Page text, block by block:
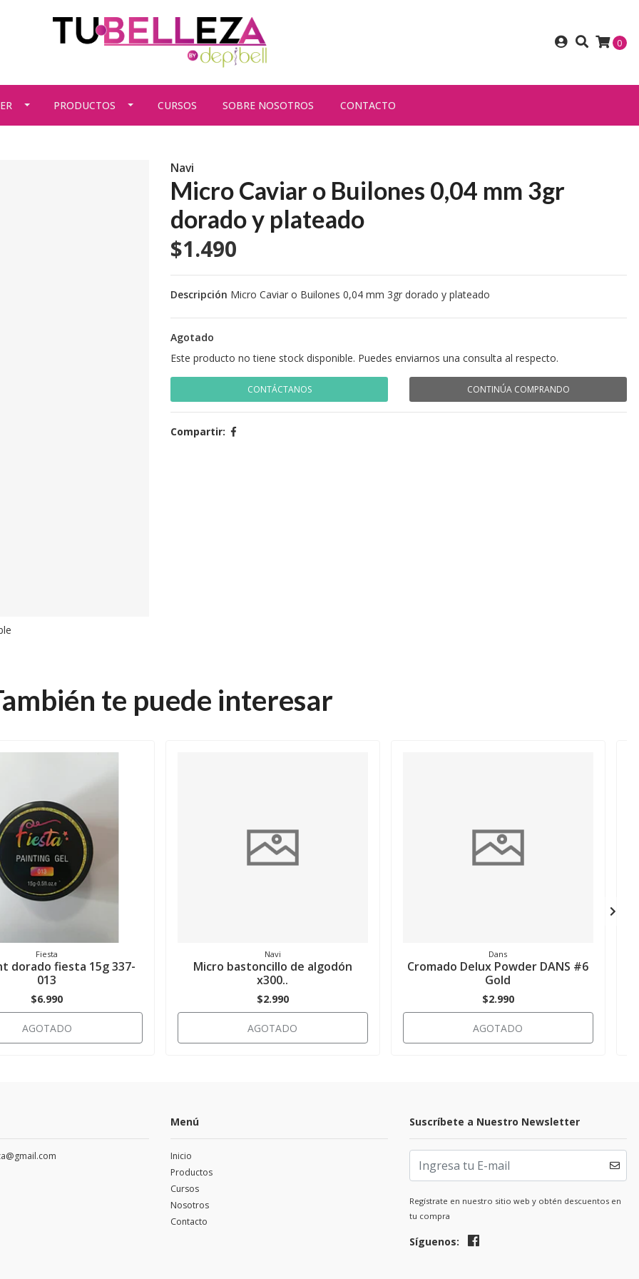
0
PRODUCTOS CURSOS SOBRE NOSOTROS CONTACTO
Navi
Micro Caviar o Builones 0,04 mm 3gr
dorado y plateado
$1.490
Descripción Micro Caviar o Builones 0,04 mm 3gr dorado y plateado
Agotado
Este producto no tiene stock disponible. Puedes enviarnos una consulta al respecto.
CONTÁCTANOS CONTINÚA COMPRANDO
Compartir:
te puede interesar
Fiesta
dorado fiesta 15g 337-
013
$6.990
AGOTADO
Navi
Micro bastoncillo de algodón
x300..
$2.990
AGOTADO
Dans
Cromado Delux Powder DANS #6
Gold
$2.990
AGOTADO
Menú
Inicio
Productos
Cursos
Nosotros
Contacto
Suscríbete a Nuestro Newsletter
Regístrate en nuestro sitio web y obtén descuentos en
tu compra
Síguenos: